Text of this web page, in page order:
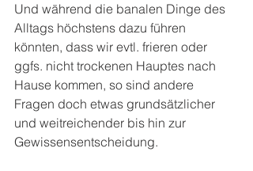
Und während die banalen Dinge des
Alltags höchstens dazu führen
könnten, dass wir evtl. frieren oder
ggfs. nicht trockenen Hauptes nach
Hause kommen, so sind andere
Fragen doch etwas grundsätzlicher
und weitreichender bis hin zur
Gewissensentscheidung.